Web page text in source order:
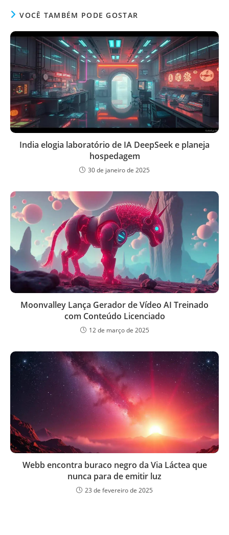
VOCÊ TAMBÉM PODE GOSTAR
India elogia laboratório de IA DeepSeek e planeja
hospedagem
30 de janeiro de 2025
Moonvalley Lança Gerador de Vídeo AI Treinado
com Conteúdo Licenciado
12 de março de 2025
Webb encontra buraco negro da Via Láctea que
nunca para de emitir luz
23 de fevereiro de 2025